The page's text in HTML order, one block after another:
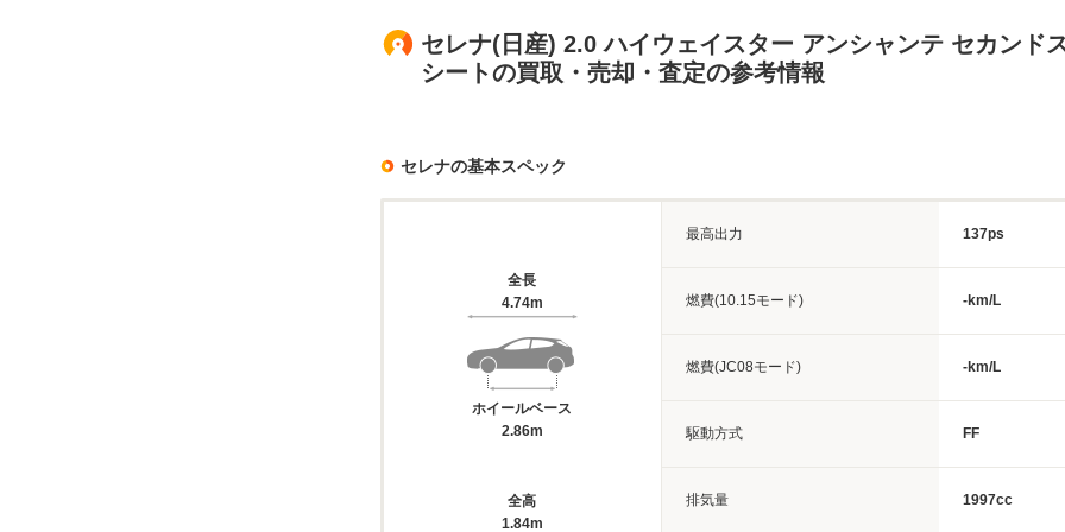
セレナ(日産) 2.0 ハイウェイスター アンシャンテ セカンド
シートの買取・売却・査定の参考情報
セレナの基本スペック
全長
4.74m
ホイールベース
2.86m
全高
1.84m
最高出力 137ps
燃費(10.15モード) -km/L
燃費(JC08モード) -km/L
駆動方式 FF
排気量 1997cc